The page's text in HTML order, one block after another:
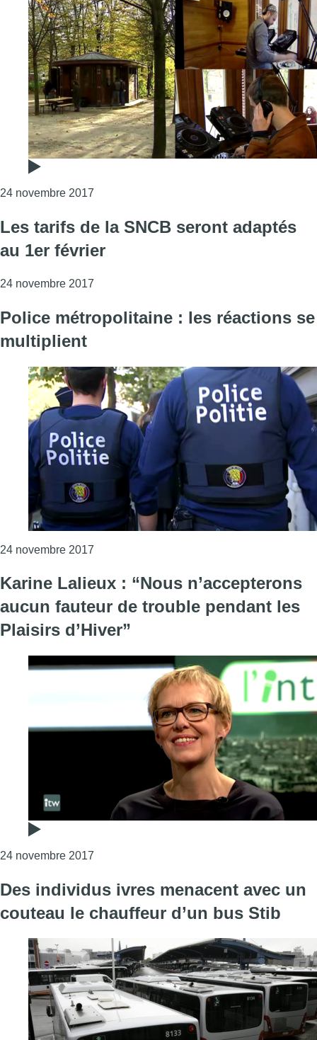
24 novembre 2017
Les tarifs de la SNCB seront adaptés
au 1er février
24 novembre 2017
Police métropolitaine : les réactions se
multiplient
24 novembre 2017
Karine Lalieux : “Nous n’accepterons
aucun fauteur de trouble pendant les
Plaisirs d’Hiver”
24 novembre 2017
Des individus ivres menacent avec un
couteau le chauffeur d’un bus Stib